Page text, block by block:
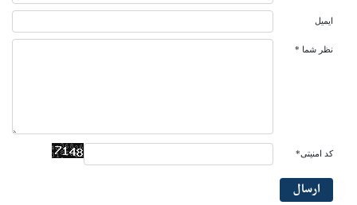
ایمیل
نظر شما *
کد امنیتی*
ارسال